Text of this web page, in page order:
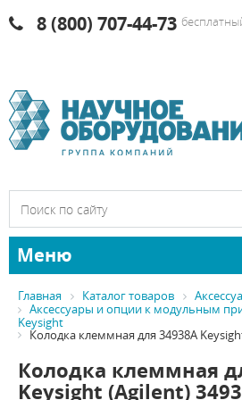
8 (800) 707-44-73
Меню
Главная Каталог товаров
Аксессуары и опции к модульным
Keysight
Колодка клеммная для 34938A
Колодка клеммная
Keysight (Agilent)